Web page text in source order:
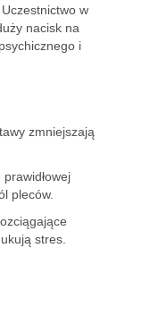
w
nacisk na
i
zmniejszają
pleców.
stres.